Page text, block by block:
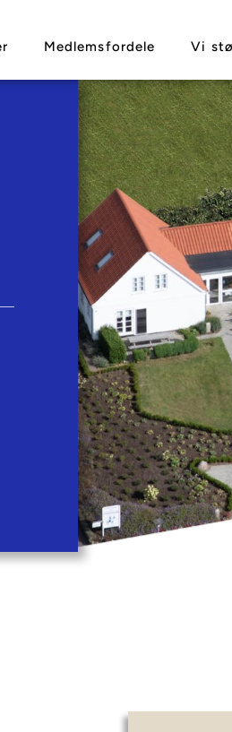
Medlemsfordele Vi